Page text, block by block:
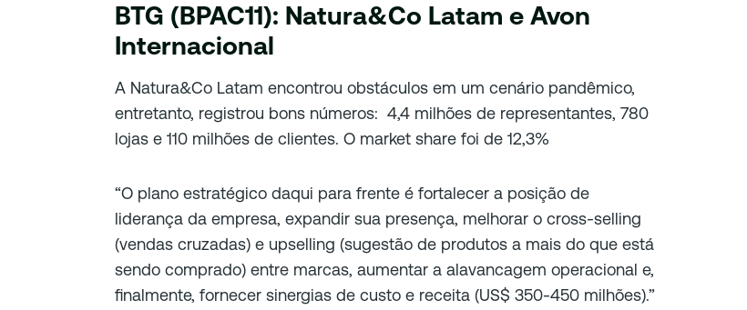
BTG (BPAC11): Natura&Co Latam e Avon
Internacional
A Natura&Co Latam encontrou obstáculos em um cenário pandêmico,
entretanto, registrou bons números: 4,4 milhões de representantes, 780
lojas e 110 milhões de clientes. O market share foi de 12,3%
“O plano estratégico daqui para frente é fortalecer a posição de
liderança da empresa, expandir sua presença, melhorar o cross-selling
(vendas cruzadas) e upselling (sugestão de produtos a mais do que está
sendo comprado) entre marcas, aumentar a alavancagem operacional e,
finalmente, fornecer sinergias de custo e receita (US$ 350-450 milhões).”